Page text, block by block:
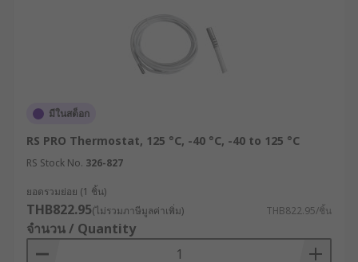
มีในสต็อก
RS PRO Thermostat, 125 °C, -40 °C, -40 to 125 °C
RS Stock No. 326-827
ยอดรวมย่อย (1 ชิ้น)
THB822.95(ไม่รวมภาษีมูลค่าเพิ่ม) THB822.95/ชิ้น
จำนวน / Quantity